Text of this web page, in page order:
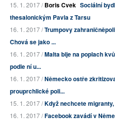
15. 1. 2017 /Boris Cvek Sociální
thesalonickým Pavla z Tarsu
16. 1. 2017 /Trumpovy
Chová se jako ...
16. 1. 2017 /Malta bije na poplach
podle ní u...
16. 1. 2017 /Německo ostře
prouprchlické poli...
15. 1. 2017 /Když nechcete
16. 1. 2017 /Facebook zavádí v